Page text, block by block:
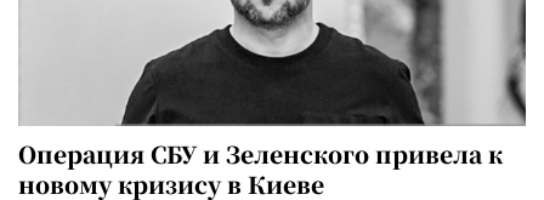
Операция СБУ и Зеленского привела к
новому кризису в Киеве